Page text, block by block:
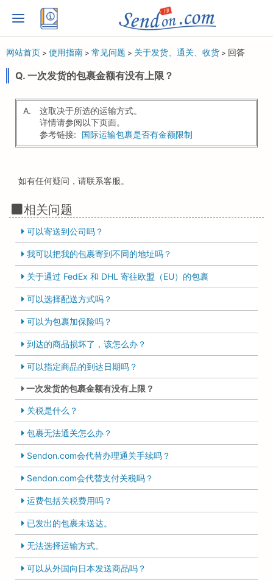
网站首页 > 使用指南 > 常见问题 > 关于发货、通关、收货 > 回答
Q. 一次发货的包裹金额有没有上限？
A. 这取决于所选的运输方式。
详情请参阅以下页面。
参考链接:
国际运输包裹是否有金额限制
如有任何疑问，请联系客服。
相关问题
可以寄送到公司吗？
我可以把我的包裹寄到不同的地址吗？
关于通过 FedEx 和 DHL 寄往欧盟（EU）的包裹
可以选择配送方式吗？
可以为包裹加保险吗？
到达的商品损坏了，该怎么办？
可以指定商品的到达日期吗？
一次发货的包裹金额有没有上限？
关税是什么？
包裹无法通关怎么办？
Sendon.com会代替办理通关手续吗？
Sendon.com会代替支付关税吗？
运费包括关税费用吗？
已发出的包裹未送达。
无法选择运输方式。
可以从外国向日本发送商品吗？